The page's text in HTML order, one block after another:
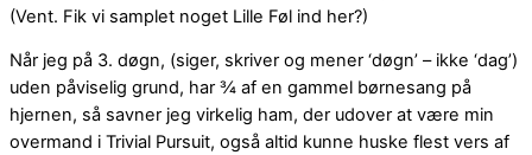
(Vent. Fik vi samplet noget Lille Føl ind her?)
Når jeg på 3. døgn, (siger, skriver og mener ‘døgn’ – ikke ‘dag’)
uden påviselig grund, har ¾ af en gammel børnesang på
hjernen, så savner jeg virkelig ham, der udover at være min
overmand i Trivial Pursuit, også altid kunne huske flest vers af